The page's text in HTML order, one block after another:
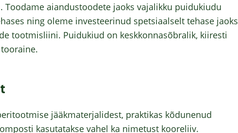
Toodame aiandustoodete jaoks vajalikku puidukiudu
ning oleme investeerinud spetsiaalselt tehase jaoks
tootmisliini. Puidukiud on keskkonnasõbralik, kiiresti
jääkmaterjalidest, praktikas kõdunenud
kasutatakse vahel ka nimetust kooreliiv.